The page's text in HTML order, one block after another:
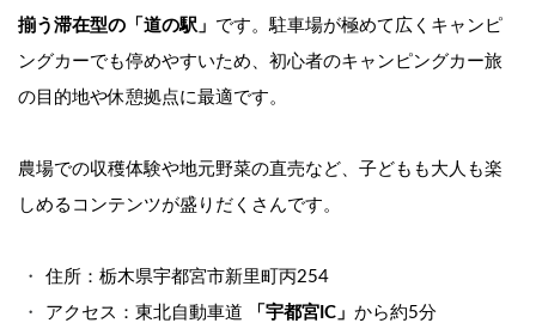
揃う滞在型の「道の駅」 です。駐車場が極めて広くキャンピ
ングカーでも停めやすいため、初心者のキャンピングカー旅
の目的地や休憩拠点に最適です。
農場での収穫体験や地元野菜の直売など、子どもも大人も楽
しめるコンテンツが盛りだくさんです。
住所：栃木県宇都宮市新里町丙254
アクセス：東北自動車道
「宇都宮IC」 から約5分